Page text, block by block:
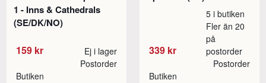
1 - Inns & Cathedrals
(SE/DK/NO)
159 kr Ej i lager
Butiken
Postorder
339 kr
5 i butiken
Fler än 20
på
postorder
Butiken
Postorder